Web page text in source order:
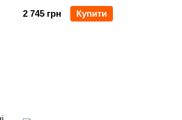
2 745 грн
Купити